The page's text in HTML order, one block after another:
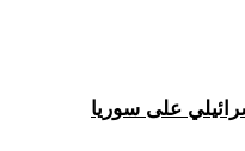
على سوريا